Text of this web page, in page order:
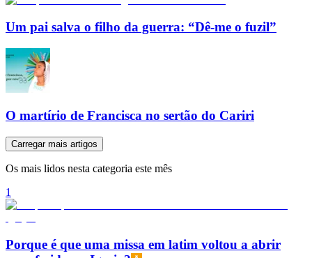
Um pai salva o filho da guerra: “Dê-me o fuzil”
O martírio de Francisca no sertão do Cariri
Carregar mais artigos
Os mais lidos nesta categoria este mês
1
Porque é que uma missa em latim voltou a abrir